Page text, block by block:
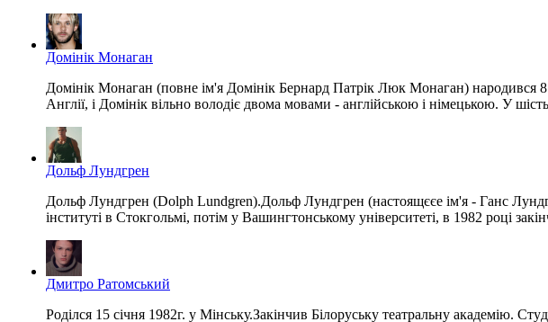
Домінік Монаган
Домінік Монаган (повне ім'я Домінік Бернард Патрік Люк Монаган) народився
Англії, і Домінік вільно володіє двома мовами - англійською і німецькою. У
Дольф Лундгрен
Дольф Лундгрен (Dolph Lundgren).Дольф Лундгрен (настоящєєе ім'я - Ганс
інституті в Стокгольмі, потім у Вашингтонському університеті, в 1982 році
Дмитро Ратомський
Poділcя 15 січня 1982г. у Мінську.Закінчив Білоруську театральну академію.